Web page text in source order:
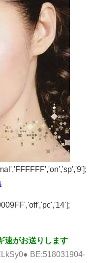
速がお送りします
BE:518031904-